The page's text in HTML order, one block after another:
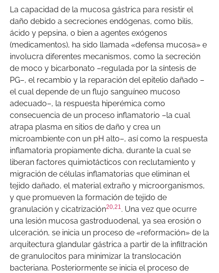
La capacidad de la mucosa gástrica para resistir el
daño debido a secreciones endógenas, como bilis,
ácido y pepsina, o bien a agentes exógenos
(medicamentos), ha sido llamada «defensa mucosa» e
involucra diferentes mecanismos, como la secreción
de moco y bicarbonato –regulada por la síntesis de
PG–, el recambio y la reparación del epitelio dañado –
el cual depende de un flujo sanguíneo mucoso
adecuado–, la respuesta hiperémica como
consecuencia de un proceso inflamatorio –la cual
atrapa plasma en sitios de daño y crea un
microambiente con un pH alto–, así como la respuesta
inflamatoria propiamente dicha, durante la cual se
liberan factores quimiotácticos con reclutamiento y
migración de células inflamatorias que eliminan el
tejido dañado, el material extraño y microorganismos,
y que promueven la formación de tejido de
granulación y cicatrización20,21. Una vez que ocurre
una lesión mucosa gastroduodenal, ya sea erosión o
ulceración, se inicia un proceso de «reformación» de la
arquitectura glandular gástrica a partir de la infiltración
de granulocitos para minimizar la translocación
bacteriana. Posteriormente se inicia el proceso de